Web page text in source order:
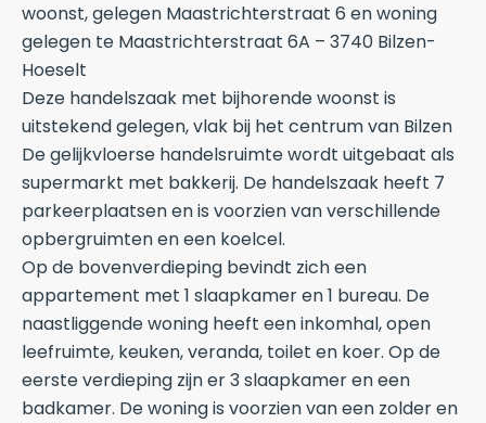
woonst, gelegen Maastrichterstraat 6 en woning
gelegen te Maastrichterstraat 6A – 3740 Bilzen-
Hoeselt
Deze handelszaak met bijhorende woonst is
uitstekend gelegen, vlak bij het centrum van Bilzen
De gelijkvloerse handelsruimte wordt uitgebaat als
supermarkt met bakkerij. De handelszaak heeft 7
parkeerplaatsen en is voorzien van verschillende
opbergruimten en een koelcel.
Op de bovenverdieping bevindt zich een
appartement met 1 slaapkamer en 1 bureau. De
naastliggende woning heeft een inkomhal, open
leefruimte, keuken, veranda, toilet en koer. Op de
eerste verdieping zijn er 3 slaapkamer en een
badkamer. De woning is voorzien van een zolder en